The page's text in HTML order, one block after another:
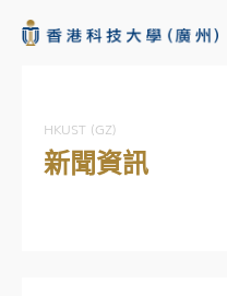
HKUST (GZ)
新聞資訊